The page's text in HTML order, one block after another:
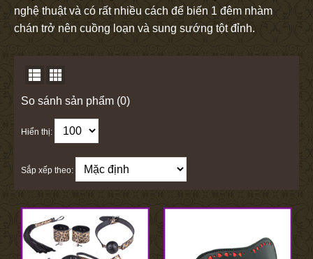
nghệ thuật và có rất nhiều cách để biến 1 đêm nhàm
chán trở nên cuồng loạn và sung sướng tột đỉnh.
So sánh sản phẩm (0)
Hiển thị:
Sắp xếp theo: